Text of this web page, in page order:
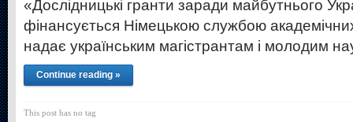
«Дослідницькі гранти заради майбутнього
фінансується Німецькою службою
надає українським магістрантам і молодим
Continue reading »
This post has no tag